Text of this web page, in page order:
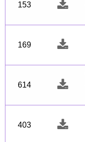
153
169
614
403